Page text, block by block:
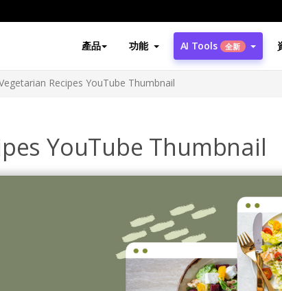
產品 功能 AI Tools 全新
Recipes YouTube Thumbnail
YouTube Thumbnail